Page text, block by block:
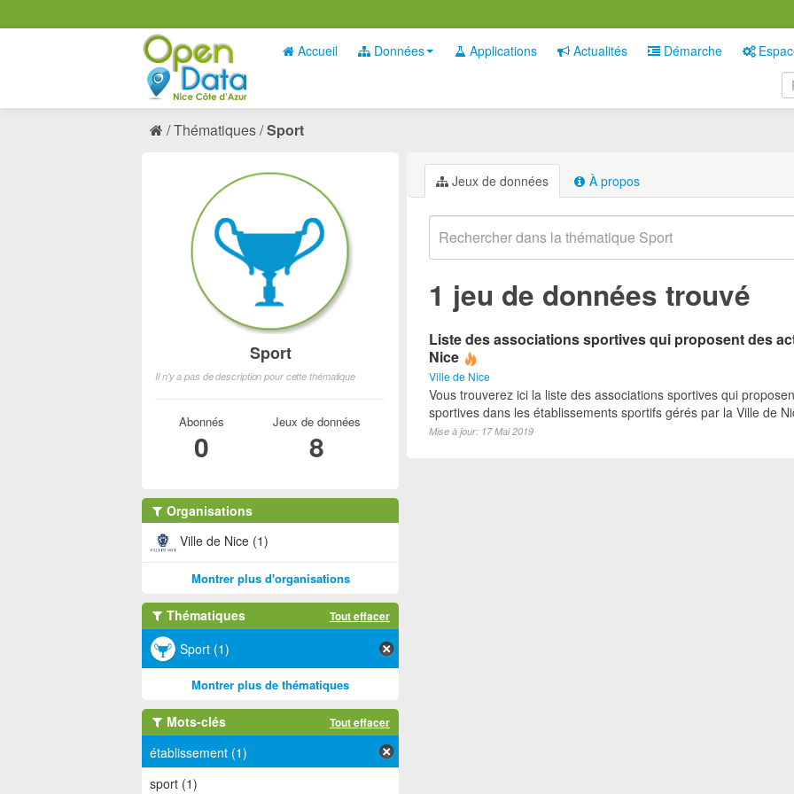
Accueil Données Applications Actualités Démarche
Thématiques Sport
Jeux de données À propos
1 jeu de données trouvé
Liste des associations sportives qui proposent des
Nice
Ville de Nice
Vous trouverez ici la liste des associations sportives qui
sportives dans les établissements sportifs gérés par la Ville de
Mise à jour: 17 Mai 2019
Sport
Il n'y a pas de description pour cette thématique
Abonnés
0
Jeux de données
8
Organisations
Ville de Nice (1)
Montrer plus d'organisations
Thématiques Tout effacer
Sport (1)
Montrer plus de thématiques
Mots-clés Tout effacer
établissement (1)
sport (1)